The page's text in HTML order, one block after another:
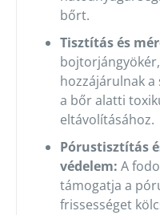
bőrt.
Tisztítás és
hozzájárulnak
a bőr alatti
eltávolításához.
Pórustisztítás
védelem: A
támogatja a
frissességet